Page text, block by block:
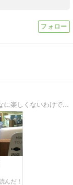
「そんなに楽しいわけじゃないけど、そんなに楽しくないわけでもない。」